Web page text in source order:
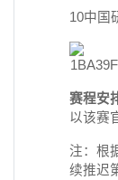
10中国
赛程安
以该赛
注：根
续推迟